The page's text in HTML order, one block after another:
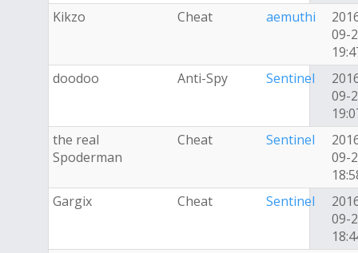
Kikzo
Cheat aemuthi
09-
doodoo
Anti-Spy Sentinel
09-
the real
Spoderman
Cheat Sentinel
09-
Gargix
Cheat Sentinel
09-